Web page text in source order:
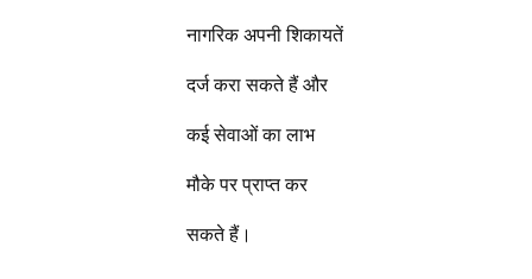
नागरिक अपनी शिकायतें
दर्ज करा सकते हैं और
कई सेवाओं का लाभ
मौके पर प्राप्त कर
सकते हैं।